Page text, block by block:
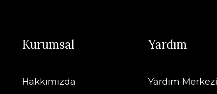
Kurumsal
Hakkımızda
Yardım
Yardım Merkezi